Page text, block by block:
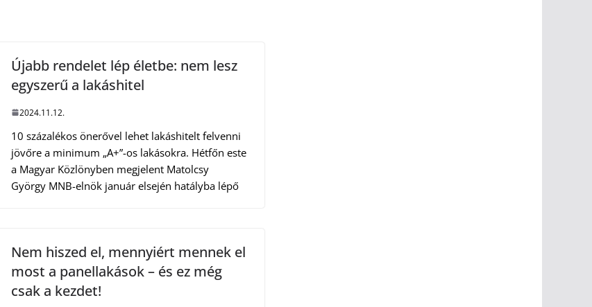
Újabb rendelet lép életbe: nem lesz
egyszerű a lakáshitel
2024.11.12.
10 százalékos önerővel lehet lakáshitelt felvenni
jövőre a minimum „A+”-os lakásokra. Hétfőn este
a Magyar Közlönyben megjelent Matolcsy
György MNB-elnök január elsején hatályba lépő
Nem hiszed el, mennyiért mennek el
most a panellakások – és ez még
csak a kezdet!